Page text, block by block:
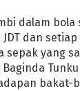
dalam bola
dan
sepak yang
bakat-